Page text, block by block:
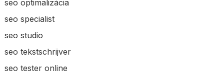
seo optimalizácia
seo specialist
seo studio
seo tekstschrijver
seo tester online